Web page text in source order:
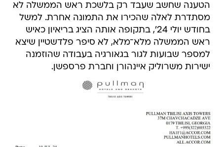
הטענה שחשב שעבד רק בלשכת ראש הממשלה לא
מסתדרת לאלה שהכירו את התמונה אחרת. למשל
בחודש יולי 24', בתקופה אותה הציג בריאיון כאיש
ראש הממשלה מלא־מלא, לא סיפר פלדשטיין שיצא
למספר שבועות לגור בגאורגיה בעבודה שהוזמנה
ישירות משרוליק איינהורן וחברת פרספשן.